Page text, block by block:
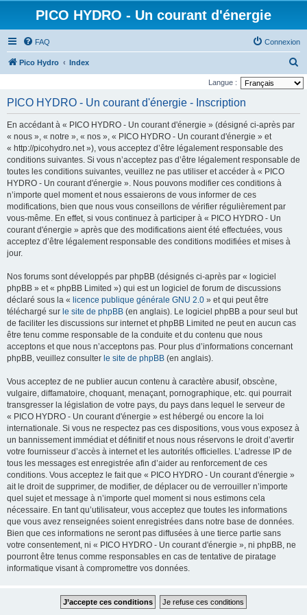
PICO HYDRO - Un courant d'énergie
FAQ Connexion
Pico Hydro Index
e
Langue :
PICO HYDRO - Un courant d'énergie - Inscription
En accédant à « PICO HYDRO - Un courant d'énergie » (désigné ci-après par
« nous », « notre », « nos », « PICO HYDRO - Un courant d'énergie » et
« http://picohydro.net »), vous acceptez d’être légalement responsable des
conditions suivantes. Si vous n’acceptez pas d’être légalement responsable de
toutes les conditions suivantes, veuillez ne pas utiliser et accéder à « PICO
HYDRO - Un courant d'énergie ». Nous pouvons modifier ces conditions à
n’importe quel moment et nous essaierons de vous informer de ces
modifications, bien que nous vous conseillons de vérifier régulièrement par
vous-même. En effet, si vous continuez à participer à « PICO HYDRO - Un
courant d'énergie » après que des modifications aient été effectuées, vous
acceptez d’être légalement responsable des conditions modifiées et mises à
jour.
Nos forums sont développés par phpBB (désignés ci-après par « logiciel
phpBB » et « phpBB Limited ») qui est un logiciel de forum de discussions
déclaré sous la « licence publique générale GNU 2.0 » et qui peut être
téléchargé sur le site de phpBB (en anglais). Le logiciel phpBB a pour seul but
de faciliter les discussions sur internet et phpBB Limited ne peut en aucun cas
être tenu comme responsable de la conduite et du contenu que nous
acceptons et que nous n’acceptons pas. Pour plus d’informations concernant
phpBB, veuillez consulter le site de phpBB (en anglais).
Vous acceptez de ne publier aucun contenu à caractère abusif, obscène,
vulgaire, diffamatoire, choquant, menaçant, pornographique, etc. qui pourrait
transgresser la législation de votre pays, du pays dans lequel le serveur de
« PICO HYDRO - Un courant d'énergie » est hébergé ou encore la loi
internationale. Si vous ne respectez pas ces dispositions, vous vous exposez à
un bannissement immédiat et définitif et nous nous réservons le droit d’avertir
votre fournisseur d’accès à internet et les autorités officielles. L’adresse IP de
tous les messages est enregistrée afin d’aider au renforcement de ces
conditions. Vous acceptez le fait que « PICO HYDRO - Un courant d'énergie »
ait le droit de supprimer, de modifier, de déplacer ou de verrouiller n’importe
quel sujet et message à n’importe quel moment si nous estimons cela
nécessaire. En tant qu’utilisateur, vous acceptez que toutes les informations
que vous avez renseignées soient enregistrées dans notre base de données.
Bien que ces informations ne seront pas diffusées à une tierce partie sans
votre consentement, ni « PICO HYDRO - Un courant d'énergie », ni phpBB, ne
pourront être tenus comme responsables en cas de tentative de piratage
informatique visant à compromettre vos données.